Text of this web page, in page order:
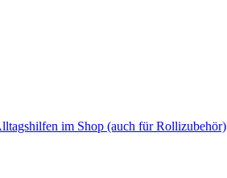
im Shop (auch für Rollizubehör)